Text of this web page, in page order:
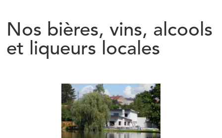
Nos bières, vins, alcools
et liqueurs locales